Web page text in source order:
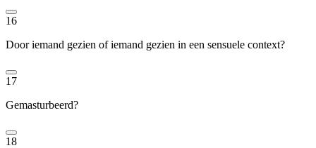
16
Door iemand gezien of iemand gezien in een sensuele context?
17
Gemasturbeerd?
18